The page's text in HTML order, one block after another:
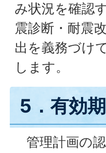
み状況を確認
震診断・耐震
出を義務づけ
します。
5．有効
管理計画の